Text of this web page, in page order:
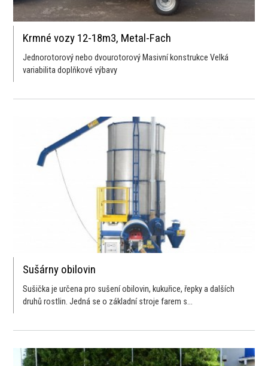
Krmné vozy 12-18m3, Metal-Fach
Jednorotorový nebo dvourotorový Masivní konstrukce Velká
variabilita doplňkové výbavy
Sušárny obilovin
Sušička je určena pro sušení obilovin, kukuřice, řepky a dalších
druhů rostlin. Jedná se o základní stroje farem s...